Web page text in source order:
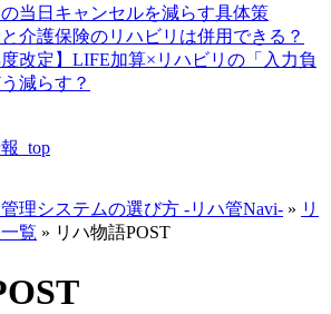
当日キャンセルを減らす具体策
介護保険のリハビリは併用できる？
度改定】LIFE加算×リハビリの「入力負
減らす？
_top
理システムの選び方 -リハ管Navi- » リ
覧 » リハ物語POST